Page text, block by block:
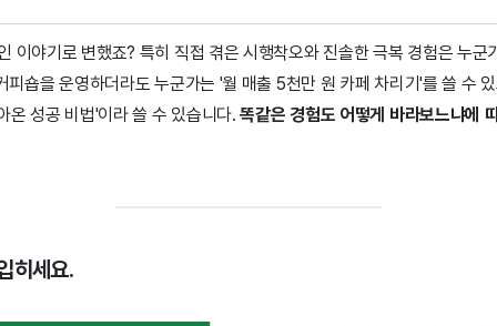
이야기로 변했죠? 특히 직접 겪은 시행착오와 진솔한 극복 경험은 누군
피숍을 운영하더라도 누군가는 '월 매출 5천만 원 카페 차리기'를 쓸 수
온 성공 비법'이라 쓸 수 있습니다.똑같은 경험도 어떻게 바라보느냐에
히세요.